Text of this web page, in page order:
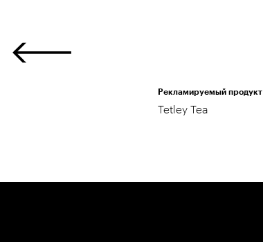
Рекламируемый продукт
Tetley Tea